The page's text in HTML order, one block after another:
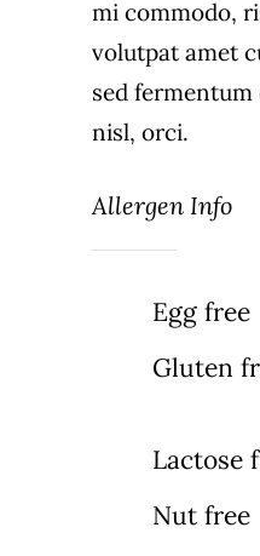
mi commodo,
volutpat amet
sed
nisl, orci.
Allergen Info
Egg free
Gluten
Lactose
Nut free